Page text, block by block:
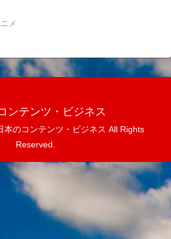
メ
ンテンツ・ビジネス
のコンテンツ・ビジネス All Rights
Reserved.